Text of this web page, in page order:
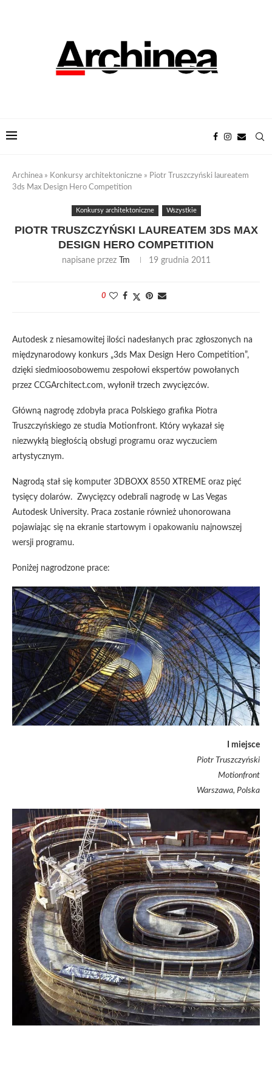
Archinea » Konkursy architektoniczne » Piotr Truszczyński laureatem
3ds Max Design Hero Competition
Konkursy architektoniczne Wszystkie
PIOTR TRUSZCZYŃSKI LAUREATEM 3DS MAX
DESIGN HERO COMPETITION
napisane przez Tm 19 grudnia 2011
0
Autodesk z niesamowitej ilości nadesłanych prac zgłoszonych na
międzynarodowy konkurs „3ds Max Design Hero Competition”,
dzięki siedmioosobowemu zespołowi ekspertów powołanych
przez CCGArchitect.com, wyłonił trzech zwycięzców.
Główną nagrodę zdobyła praca Polskiego grafika Piotra
Truszczyńskiego ze studia Motionfront. Który wykazał się
niezwykłą biegłością obsługi programu oraz wyczuciem
artystycznym.
Nagrodą stał się komputer 3DBOXX 8550 XTREME oraz pięć
tysięcy dolarów. Zwycięzcy odebrali nagrodę w Las Vegas
Autodesk University. Praca zostanie również uhonorowana
pojawiając się na ekranie startowym i opakowaniu najnowszej
wersji programu.
Poniżej nagrodzone prace:
I miejsce
Piotr Truszczyński
Motionfront
Warszawa, Polska